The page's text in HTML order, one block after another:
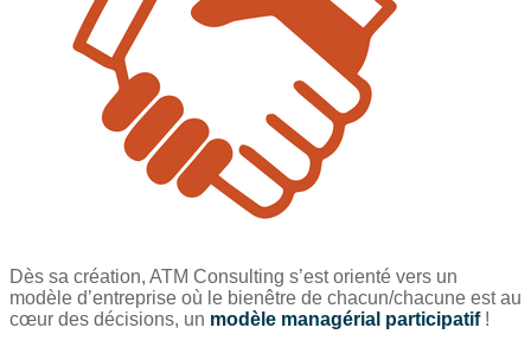
Dès sa création, ATM Consulting s’est orienté vers un
modèle d’entreprise où le bienêtre de chacun/chacune est au
cœur des décisions, un modèle managérial participatif!